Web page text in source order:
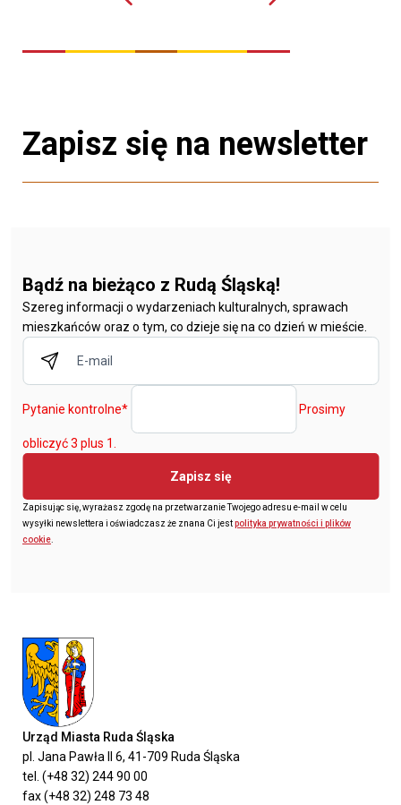
Zapisz się na newsletter
Bądź na bieżąco z Rudą Śląską!
Szereg informacji o wydarzeniach kulturalnych, sprawach
mieszkańców oraz o tym, co dzieje się na co dzień w mieście.
Pytanie kontrolne* Prosimy
obliczyć 3 plus 1.
Zapisz się
Zapisując się, wyrażasz zgodę na przetwarzanie Twojego adresu e-mail w celu
wysyłki newslettera i oświadczasz że znana Ci jestpolityka prywatności i plików
cookie.
Urząd Miasta Ruda Śląska
pl. Jana Pawła II 6, 41-709 Ruda Śląska
tel. (+48 32) 244 90 00
fax (+48 32) 248 73 48